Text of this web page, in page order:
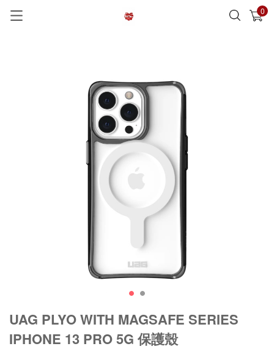
0
已加入購物車 查看
UAG PLYO WITH MAGSAFE SERIES
IPHONE 13 PRO 5G 保護殼